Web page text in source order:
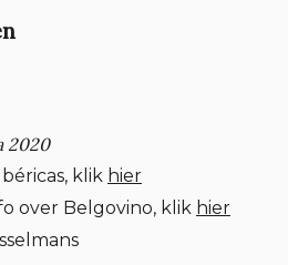
2020
klik hier
over Belgovino, klik hier